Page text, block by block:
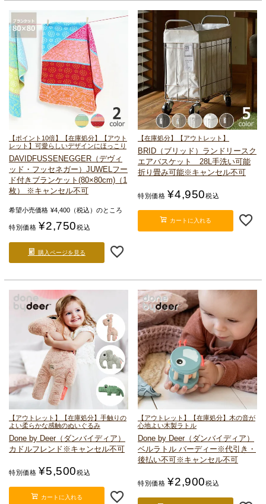
【ポイント10倍】【在庫処分】【アウト
レット】可愛らしいデザインにほっこり
DAVIDFUSSENEGGER（デヴィ
ッド・フッセネガー）JUWELフー
ド付きブランケット(80×80cm)（1
枚） ※キャンセル不可
希望小売価格 ¥4,400 （税込）のところ
特別価格 ¥2,750税込
購入ページを見る
【在庫処分】【アウトレット】
BRID（ブリッド） ランドリースク
エアバスケット 28L手洗い可能
折り畳み可能※キャンセル不可
特別価格 ¥4,950税込
カートに入れる
【アウトレット】【在庫処分】手触りの
よい柔らかな感触のぬいぐるみ
Done by Deer（ダンバイディア）
カドルフレンド ※キャンセル不可
特別価格 ¥5,500税込
カートに入れる
【アウトレット】【在庫処分】木の音が
心地よい木製ラトル
Done by Deer（ダンバイディア）
ベルラトル バーディー ※代引き・
後払い不可※キャンセル不可
特別価格 ¥2,900税込